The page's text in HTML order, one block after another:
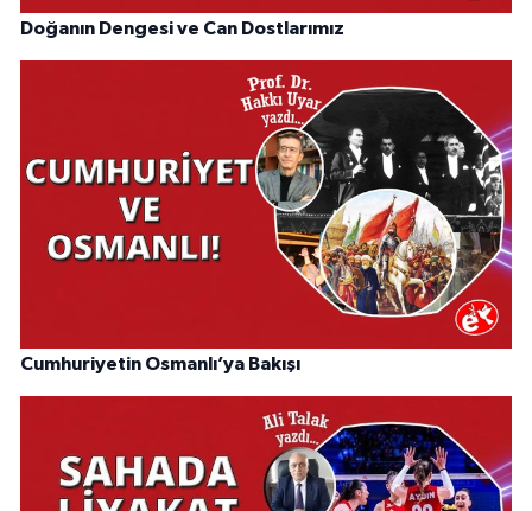
Doğanın Dengesi ve Can Dostlarımız
Cumhuriyetin Osmanlı’ya Bakışı